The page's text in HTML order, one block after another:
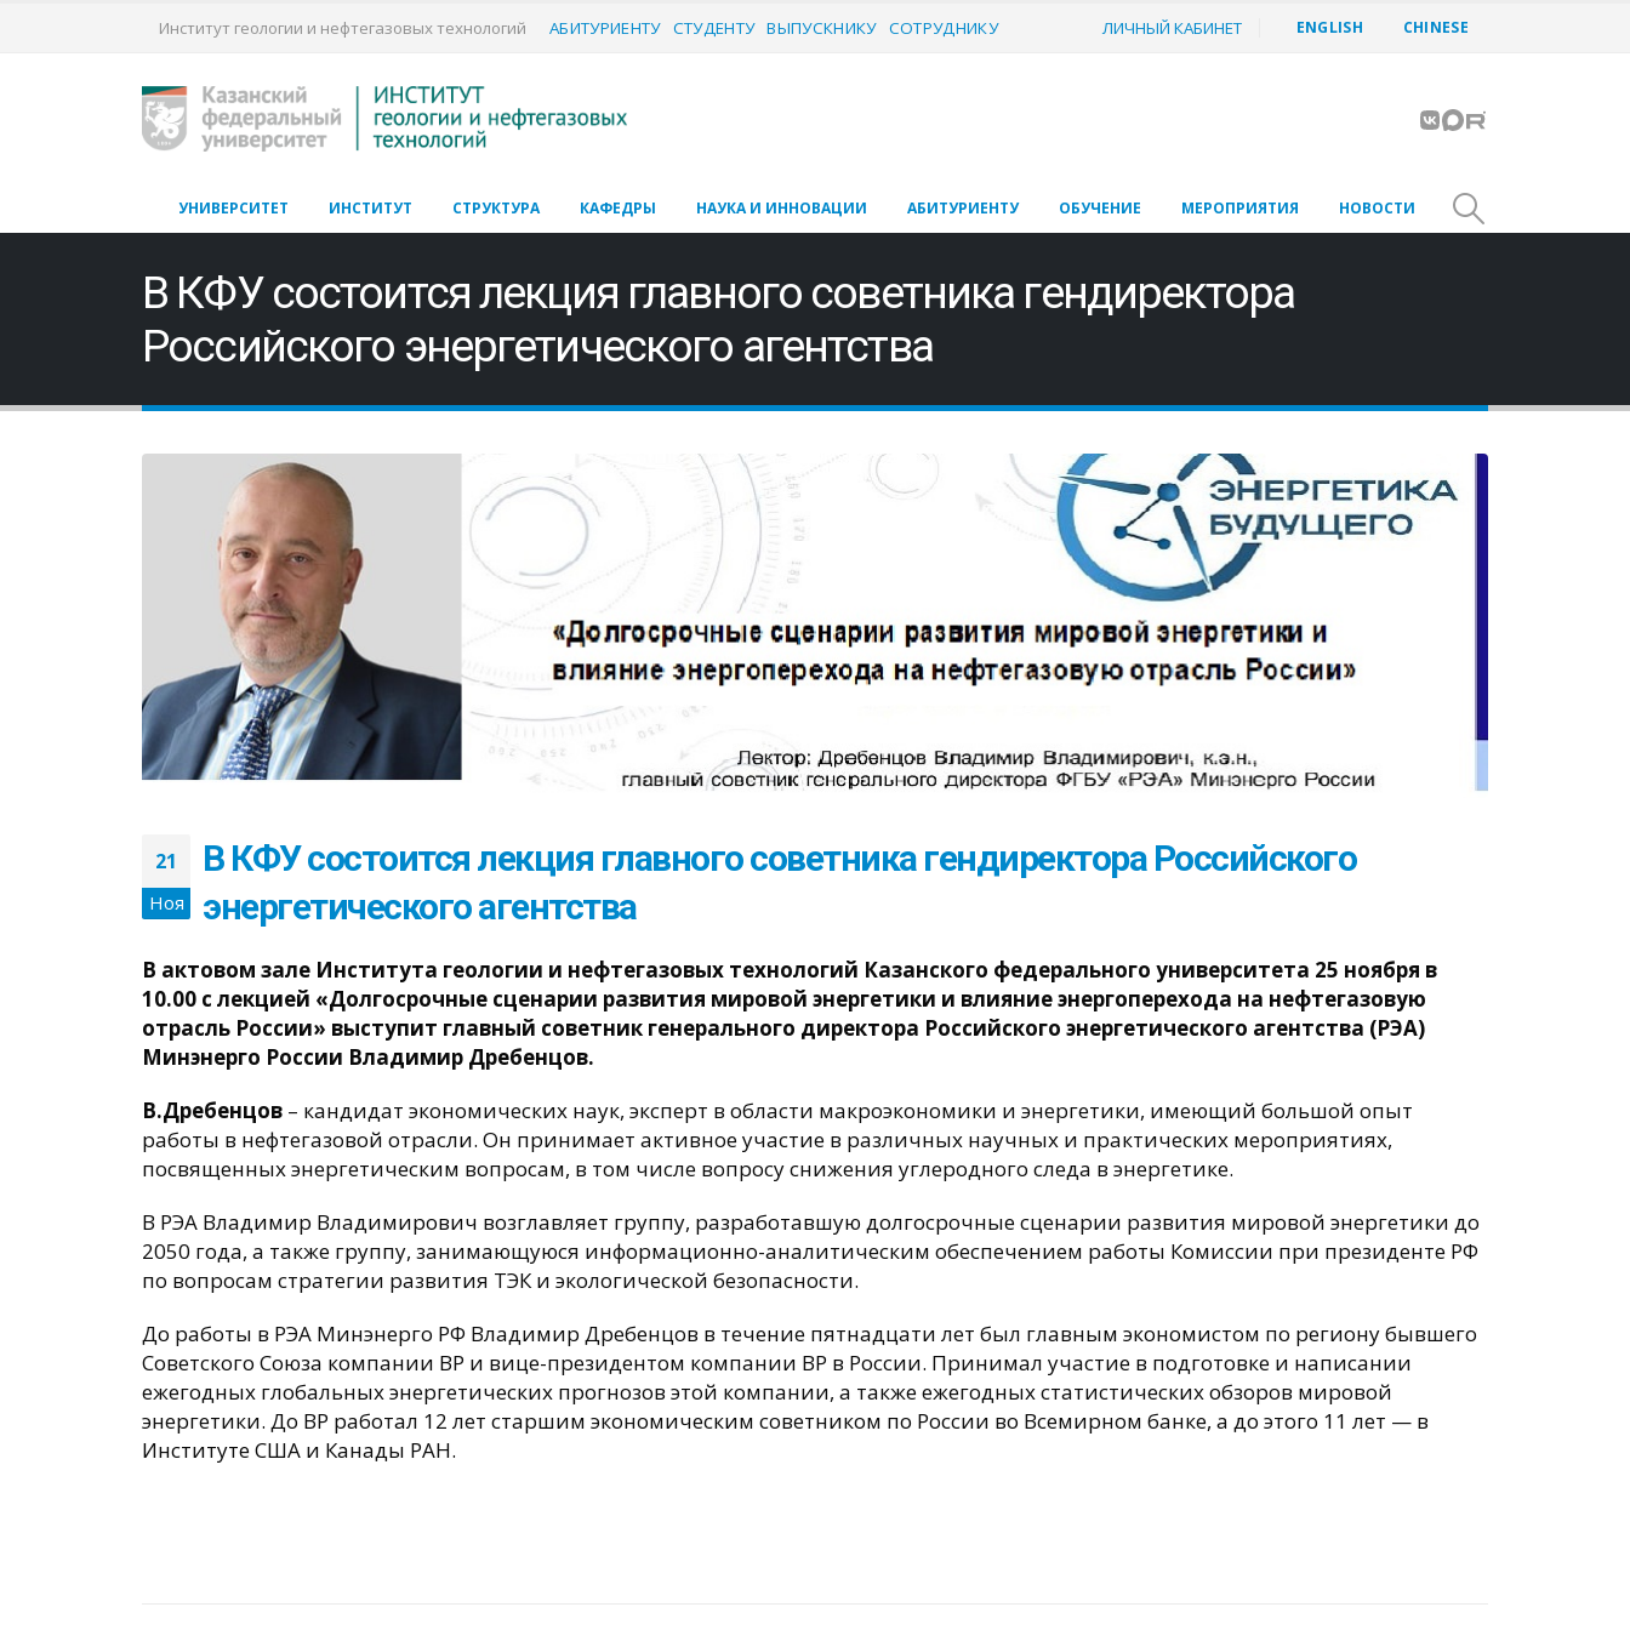
Институт геологии и нефтегазовых технологий АБИТУРИЕНТУ СТУДЕНТУ ВЫПУСКНИКУ СОТРУДНИКУ ЛИЧНЫЙ КАБИНЕТ ENGLISH CHINESE
УНИВЕРСИТЕТ ИНСТИТУТ СТРУКТУРА КАФЕДРЫ НАУКА И ИННОВАЦИИ АБИТУРИЕНТУ ОБУЧЕНИЕ МЕРОПРИЯТИЯ НОВОСТИ
В КФУ состоится лекция главного советника гендиректора
Российского энергетического агентства
21
Ноя
В КФУ состоится лекция главного советника гендиректора Российского
энергетического агентства
В актовом зале Института геологии и нефтегазовых технологий Казанского федерального университета 25 ноября в
10.00 с лекцией «Долгосрочные сценарии развития мировой энергетики и влияние энергоперехода на нефтегазовую
отрасль России» выступит главный советник генерального директора Российского энергетического агентства (РЭА)
Минэнерго России Владимир Дребенцов.
В.Дребенцов – кандидат экономических наук, эксперт в области макроэкономики и энергетики, имеющий большой опыт
работы в нефтегазовой отрасли. Он принимает активное участие в различных научных и практических мероприятиях,
посвященных энергетическим вопросам, в том числе вопросу снижения углеродного следа в энергетике.
В РЭА Владимир Владимирович возглавляет группу, разработавшую долгосрочные сценарии развития мировой энергетики до
2050 года, а также группу, занимающуюся информационно-аналитическим обеспечением работы Комиссии при президенте РФ
по вопросам стратегии развития ТЭК и экологической безопасности.
До работы в РЭА Минэнерго РФ Владимир Дребенцов в течение пятнадцати лет был главным экономистом по региону бывшего
Советского Союза компании BP и вице-президентом компании BP в России. Принимал участие в подготовке и написании
ежегодных глобальных энергетических прогнозов этой компании, а также ежегодных статистических обзоров мировой
энергетики. До BP работал 12 лет старшим экономическим советником по России во Всемирном банке, а до этого 11 лет — в
Институте США и Канады РАН.